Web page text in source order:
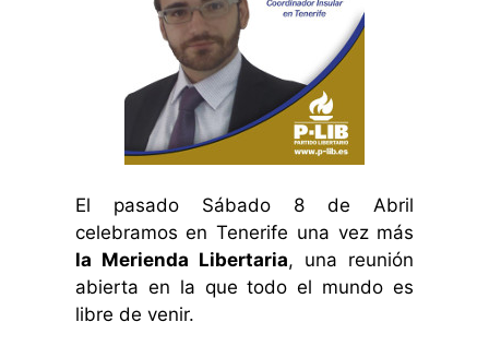
El pasado Sábado 8 de Abril
celebramos en Tenerife una vez más
la Merienda Libertaria, una reunión
abierta en la que todo el mundo es
libre de venir.